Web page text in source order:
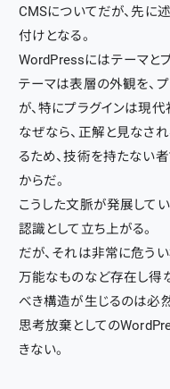
CMSについてだが、先に
付けとなる。
WordPressにはテーマと
テーマは表層の外観を、
が、特にプラグインは現
なぜなら、正解と見なさ
るため、技術を持たない
からだ。
こうした文脈が発展して
認識として立ち上がる。
だが、それは非常に危うい
万能なものなど存在し得
べき構造が生じるのは必
思考放棄としての
きない。